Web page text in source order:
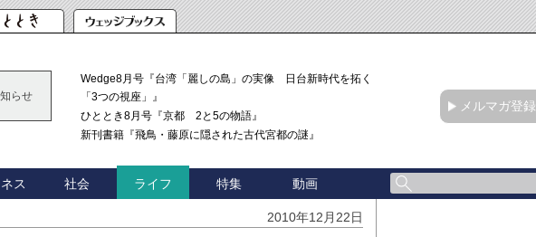
らせ
Wedge8月号『台湾「麗しの島」の実像 日台新時代を拓く
「3つの視座」』
ひととき8月号『京都 2と5の物語』
新刊書籍『飛鳥・藤原に隠された古代宮都の謎』
メルマガ登録
ス 社会 ライフ 特集 動画
2010年12月22日